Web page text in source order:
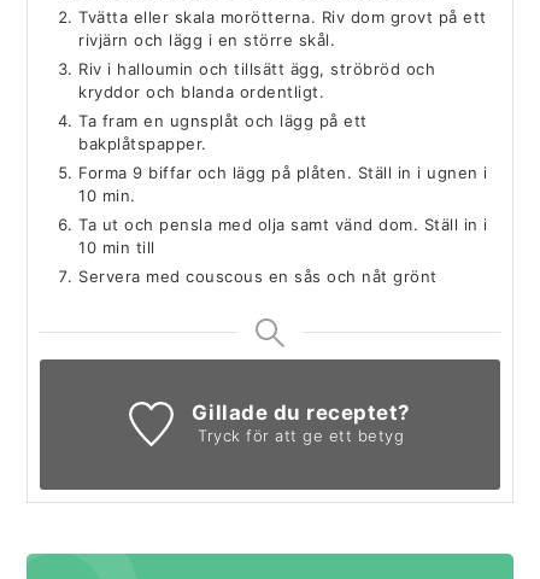
Tvätta eller skala morötterna. Riv dom grovt på ett
rivjärn och lägg i en större skål.
Riv i halloumin och tillsätt ägg, ströbröd och
kryddor och blanda ordentligt.
Ta fram en ugnsplåt och lägg på ett
bakplåtspapper.
Forma 9 biffar och lägg på plåten. Ställ in i ugnen i
10 min.
Ta ut och pensla med olja samt vänd dom. Ställ in i
10 min till
Servera med couscous en sås och nåt grönt
Gillade du receptet?
Tryck för att ge ett betyg